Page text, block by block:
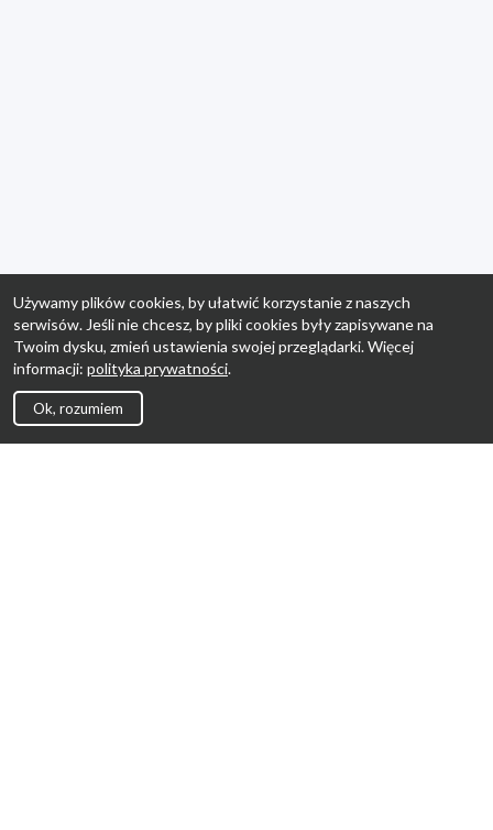
Używamy plików cookies, by ułatwić korzystanie z naszych
serwisów. Jeśli nie chcesz, by pliki cookies były zapisywane na
Twoim dysku, zmień ustawienia swojej przeglądarki. Więcej
informacji: polityka prywatności.
Ok, rozumiem